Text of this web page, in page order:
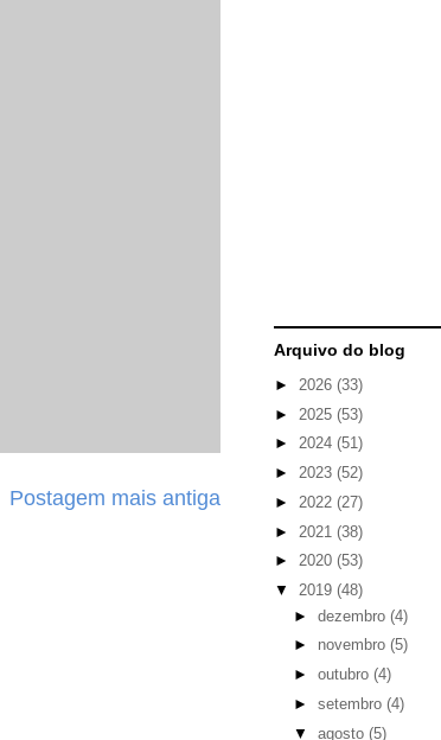
Postagem mais antiga
Arquivo do blog
► 2026 (33)
► 2025 (53)
► 2024 (51)
► 2023 (52)
► 2022 (27)
► 2021 (38)
► 2020 (53)
▼ 2019 (48)
► dezembro (4)
► novembro (5)
► outubro (4)
► setembro (4)
▼ agosto (5)